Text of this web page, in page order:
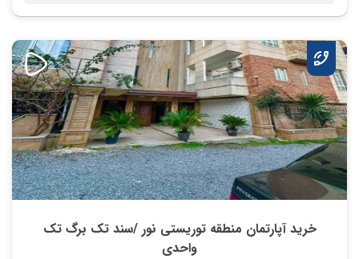
خرید آپارتمان منطقه توریستی نور /سند تک برگ تک
واحدی